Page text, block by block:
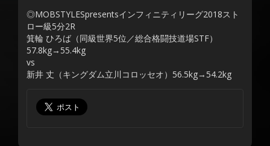
◎MOBSTYLESpresentsインフィニティリーグ2018スト
ロー級5分2R
箕輪 ひろば（同級世界5位／総合格闘技道場STF）
57.8kg→55.4kg
vs
新井 丈（キングダム立川コロッセオ）56.5kg→54.2kg